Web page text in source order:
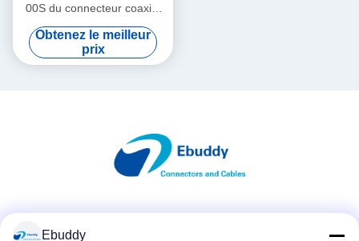
00S du connecteur coaxial
90 de Lemo pour l'enquête
FLA.00.250
Obtenez le meilleur
prix
Ebuddy